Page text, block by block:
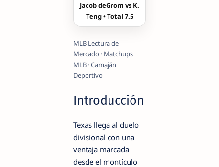
Jacob deGrom vs K.
Teng • Total 7.5
MLB Lectura de
Mercado · Matchups
MLB · Camaján
Deportivo
Introducción
Texas llega al duelo
divisional con una
ventaja marcada
desde el montículo